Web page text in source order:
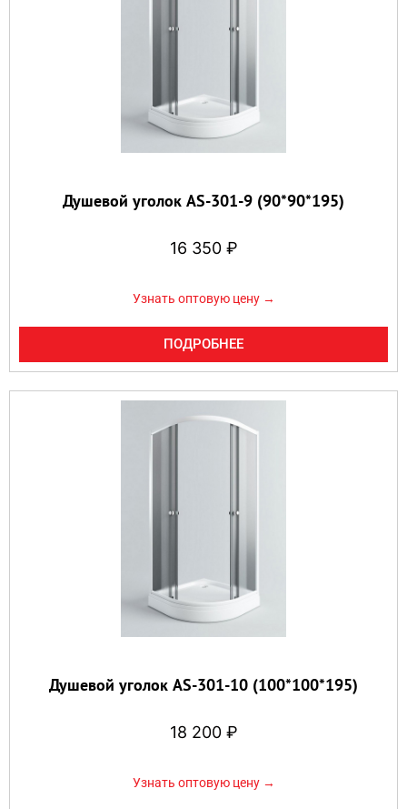
Душевой уголок AS-301-9 (90*90*195)
16 350 ₽
Узнать оптовую цену →
ПОДРОБНЕЕ
Душевой уголок AS-301-10 (100*100*195)
18 200 ₽
Узнать оптовую цену →